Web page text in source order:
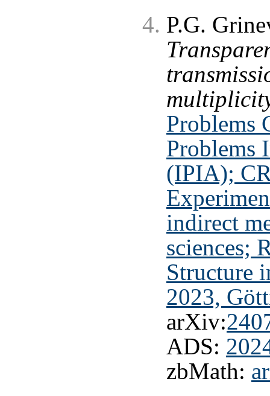
P.G.
Problems
Problems
(IPIA);
indirect
sciences;
Structure
2023,
arXiv:
ADS:
zbMath: